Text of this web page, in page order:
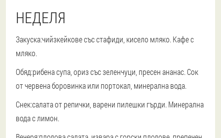
НЕДЕЛЯ
Закуска:чийзкейкове със стафиди, кисело мляко. Кафе с
мляко.
Обяд:рибена супа, ориз със зеленчуци, пресен ананас. Сок
от червена боровинка или портокал, минерална вода.
Снек:салата от репички, варени пилешки гърди. Минерална
вода с лимон.